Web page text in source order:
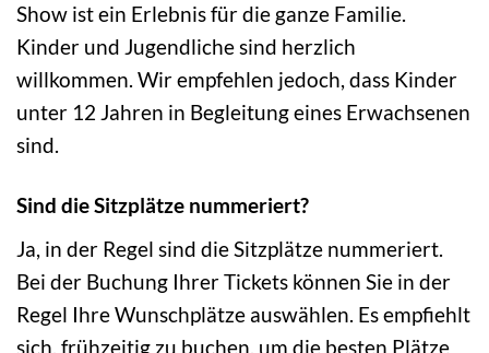
Show ist ein Erlebnis für die ganze Familie.
Kinder und Jugendliche sind herzlich
willkommen. Wir empfehlen jedoch, dass Kinder
unter 12 Jahren in Begleitung eines Erwachsenen
sind.
Sind die Sitzplätze nummeriert?
Ja, in der Regel sind die Sitzplätze nummeriert.
Bei der Buchung Ihrer Tickets können Sie in der
Regel Ihre Wunschplätze auswählen. Es empfiehlt
sich, frühzeitig zu buchen, um die besten Plätze